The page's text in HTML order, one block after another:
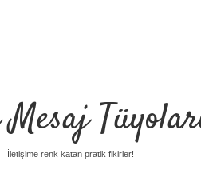
Mesaj
İletişime renk katan pratik fikirler!